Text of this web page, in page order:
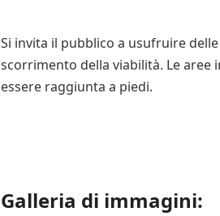
Si invita il pubblico a usufruire
scorrimento della viabilità. Le
essere raggiunta a piedi.
Galleria di immagini: